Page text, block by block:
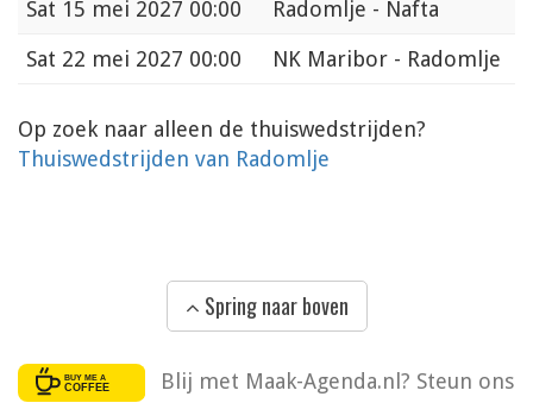
Sat 15 mei 2027 00:00
Radomlje - Nafta
Sat 22 mei 2027 00:00 NK Maribor - Radomlje
Op zoek naar alleen de thuiswedstrijden?
Thuiswedstrijden van Radomlje
Spring naar boven
Blij met Maak-Agenda.nl? Steun ons